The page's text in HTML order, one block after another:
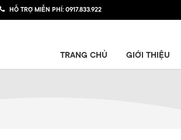
HỖ TRỢ MIỄN PHÍ: 0917.833.922
TRANG CHỦ GIỚI THIỆU